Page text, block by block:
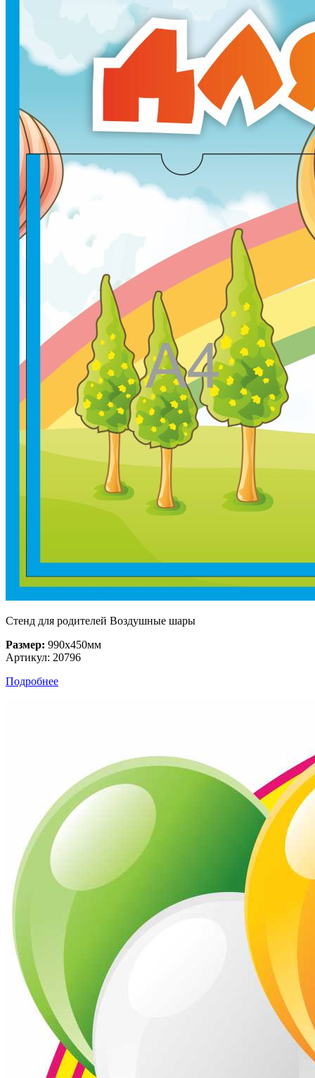
Стенд для родителей Воздушные шары
Размер: 990х450мм
Артикул: 20796
Подробнее